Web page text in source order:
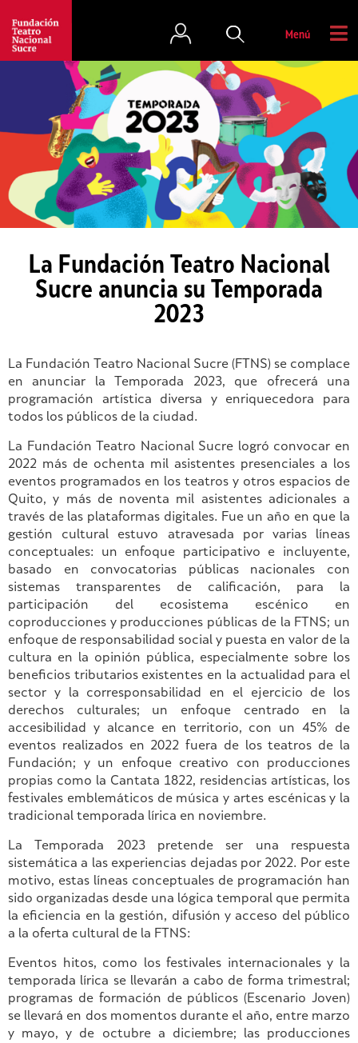
Menú
La Fundación Teatro Nacional
Sucre anuncia su Temporada
2023
La Fundación Teatro Nacional Sucre (FTNS) se complace
en anunciar la Temporada 2023, que ofrecerá una
programación artística diversa y enriquecedora para
todos los públicos de la ciudad.
La Fundación Teatro Nacional Sucre logró convocar en
2022 más de ochenta mil asistentes presenciales a los
eventos programados en los teatros y otros espacios de
Quito, y más de noventa mil asistentes adicionales a
través de las plataformas digitales. Fue un año en que la
gestión cultural estuvo atravesada por varias líneas
conceptuales: un enfoque participativo e incluyente,
basado en convocatorias públicas nacionales con
sistemas transparentes de calificación, para la
participación del ecosistema escénico en
coproducciones y producciones públicas de la FTNS; un
enfoque de responsabilidad social y puesta en valor de la
cultura en la opinión pública, especialmente sobre los
beneficios tributarios existentes en la actualidad para el
sector y la corresponsabilidad en el ejercicio de los
derechos culturales; un enfoque centrado en la
accesibilidad y alcance en territorio, con un 45% de
eventos realizados en 2022 fuera de los teatros de la
Fundación; y un enfoque creativo con producciones
propias como la Cantata 1822, residencias artísticas, los
festivales emblemáticos de música y artes escénicas y la
tradicional temporada lírica en noviembre.
La Temporada 2023 pretende ser una respuesta
sistemática a las experiencias dejadas por 2022. Por este
motivo, estas líneas conceptuales de programación han
sido organizadas desde una lógica temporal que permita
la eficiencia en la gestión, difusión y acceso del público
a la oferta cultural de la FTNS:
Eventos hitos, como los festivales internacionales y la
temporada lírica se llevarán a cabo de forma trimestral;
programas de formación de públicos (Escenario Joven)
se llevará en dos momentos durante el año, entre marzo
y mayo, y de octubre a diciembre; las producciones